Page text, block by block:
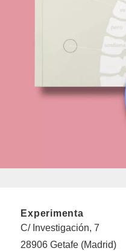
Experimenta
C/ Investigación, 7
28906 Getafe (Madrid)